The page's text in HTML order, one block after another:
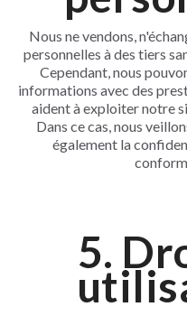
Nous ne vendons,
personnelles à des tiers
Cependant, nous
informations avec des
aident à exploiter notre
Dans ce cas, nous
également la
5.